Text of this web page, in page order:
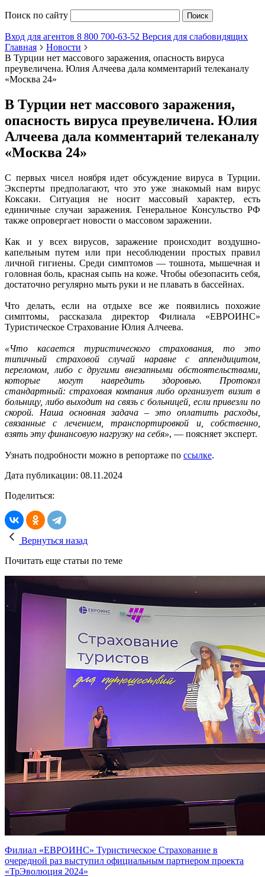
Поиск по сайту Поиск
Вход для агентов 8 800 700-63-52 Версия для слабовидящих
Главная
Новости
В Турции нет массового заражения, опасность вируса
преувеличена. Юлия Алчеева дала комментарий телеканалу
«Москва 24»
В Турции нет массового заражения,
опасность вируса преувеличена. Юлия
Алчеева дала комментарий телеканалу
«Москва 24»
С первых чисел ноября идет обсуждение вируса в Турции.
Эксперты предполагают, что это уже знакомый нам вирус
Коксаки. Ситуация не носит массовый характер, есть
единичные случаи заражения. Генеральное Консульство РФ
также опровергает новости о массовом заражении.
Как и у всех вирусов, заражение происходит воздушно-
капельным путем или при несоблюдении простых правил
личной гигиены. Среди симптомов — тошнота, мышечная и
головная боль, красная сыпь на коже. Чтобы обезопасить себя,
достаточно регулярно мыть руки и не плавать в бассейнах.
Что делать, если на отдыхе все же появились похожие
симптомы, рассказала директор Филиала «ЕВРОИНС»
Туристическое Страхование Юлия Алчеева.
«Что касается туристического страхования, то это
типичный страховой случай наравне с аппендицитом,
переломом, либо с другими внезапными обстоятельствами,
которые могут навредить здоровью. Протокол
стандартный: страховая компания либо организует визит в
больницу, либо выходит на связь с больницей, если привезли по
скорой. Наша основная задача – это оплатить расходы,
связанные с лечением, транспортировкой и, собственно,
взять эту финансовую нагрузку на себя», — поясняет эксперт.
Узнать подробности можно в репортаже по ссылке.
Дата публикации: 08.11.2024
Поделиться:
Вернуться назад
Почитать еще статьи по теме
Филиал «ЕВРОИНС» Туристическое Страхование в
очередной раз выступил официальным партнером проекта
«ТрЭволюция 2024»